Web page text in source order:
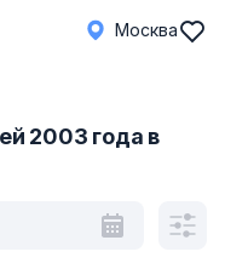
Москва
2003 года в